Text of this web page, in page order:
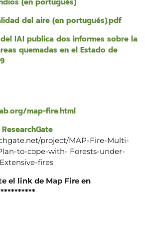
del aire (en portugués).pdf
IAI publica dos informes sobre la
quemadas en el Estado de
map-fire.html
project/MAP-Fire-Multi-
to-cope-with- Forests-under-
fires
el link de Map Fire en